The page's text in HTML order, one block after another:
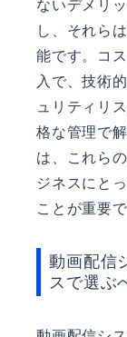
ないデメリ
し、それら
能です。コ
入で、技術
ュリティリ
格な管理で
は、これら
ジネスにと
ことが重要で
動画配信
スで選ぶ